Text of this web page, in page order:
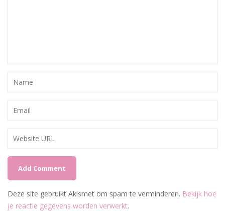
Deze site gebruikt Akismet om spam te verminderen. Bekijk hoe
je reactie gegevens worden verwerkt.